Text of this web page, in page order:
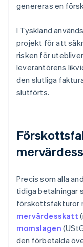
genereras en
I Tyskland
projekt för att
risken för
leverantörens
den slutliga
slutförts.
Precis som alla
tidiga betalningar
förskottsfakturor
mervärdesskatt
momslagen
den förbetalda